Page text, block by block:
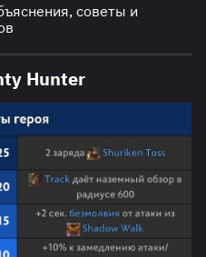
советы и
Hunter